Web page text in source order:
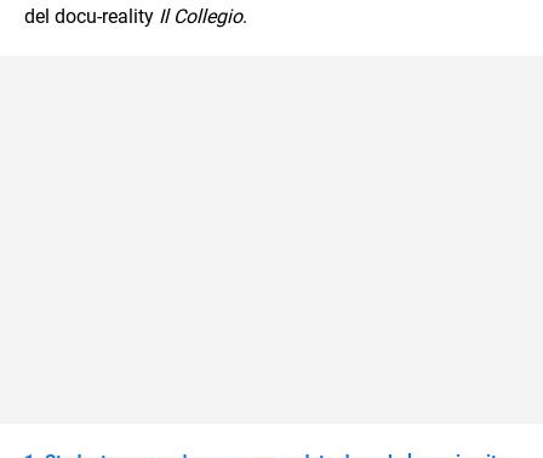
del docu-reality Il Collegio.